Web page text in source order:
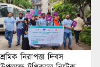
শ্রমিক নিরাপত্তা দিবস